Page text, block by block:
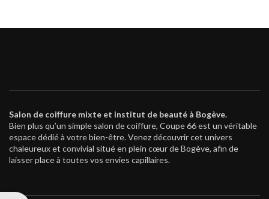
Salon de coiffure mixte et institut de beauté à Bogève.
Bien plus qu’un simple salon de coiffure, Coupe 66 est un véritable
espace dédié à votre bien-être. Venez découvrir cet univers
chaleureux et convivial situé en plein cœur de Bogève, afin de
laisser place à toutes vos envies capillaires.